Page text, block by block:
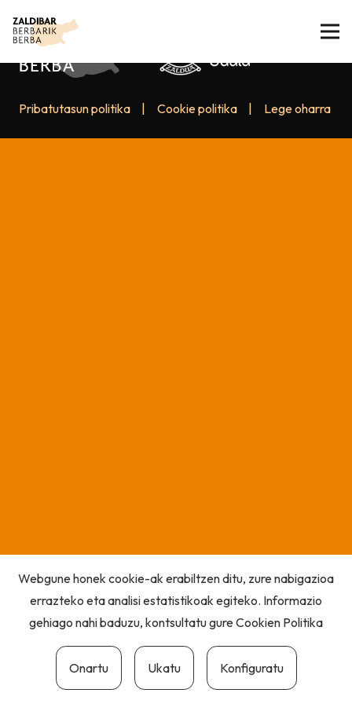
Pribatutasun politika Cookie politika Lege oharra
Webgune honek cookie-ak erabiltzen ditu, zure nabigazioa
errazteko eta analisi estatistikoak egiteko. Informazio
gehiago nahi baduzu, kontsultatu gureCookien Politika
Onartu Ukatu Konfiguratu